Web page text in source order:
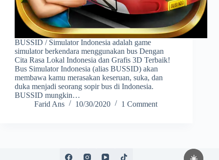
BUSSID / Simulator Indonesia adalah game
simulator berkendara menggunakan bus Dengan
Cita Rasa Lokal Indonesia dan Grafis 3D Terbaik!
Bus Simulator Indonesia (alias BUSSID) akan
membawa kamu merasakan keseruan, suka, dan
duka menjadi seorang sopir bus di Indonesia.
BUSSID mungkin…
Farid Ans
10/30/2020 1 Comment